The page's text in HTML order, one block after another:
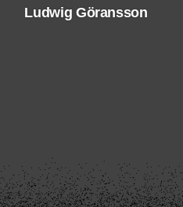
Ludwig Göransson